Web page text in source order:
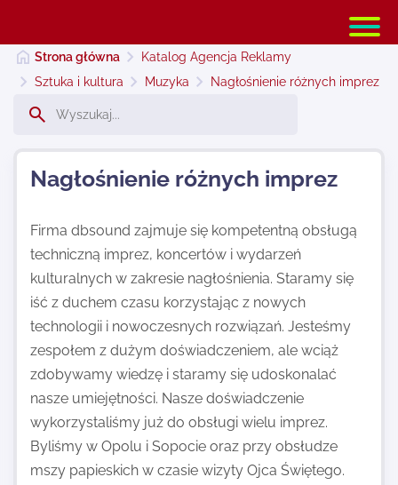
Najnowsze
Kontakt
Strona główna
Katalog Agencja Reklamy
Sztuka i kultura
Muzyka Nagłośnienie różnych imprez
Nagłośnienie różnych imprez
Firma dbsound zajmuje się kompetentną obsługą
techniczną imprez, koncertów i wydarzeń
kulturalnych w zakresie nagłośnienia. Staramy się
iść z duchem czasu korzystając z nowych
technologii i nowoczesnych rozwiązań. Jesteśmy
zespołem z dużym doświadczeniem, ale wciąż
zdobywamy wiedzę i staramy się udoskonalać
nasze umiejętności. Nasze doświadczenie
wykorzystaliśmy już do obsługi wielu imprez.
Byliśmy w Opolu i Sopocie oraz przy obsłudze
mszy papieskich w czasie wizyty Ojca Świętego.